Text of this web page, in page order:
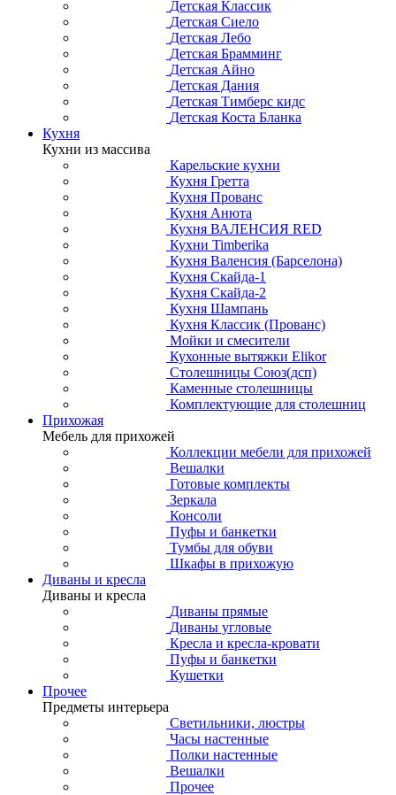
Детская Классик
Детская Сиело
Детская Лебо
Детская Брамминг
Детская Айно
Детская Дания
Детская Тимберс кидс
Детская Коста Бланка
Кухня
Кухни из массива
Карельские кухни
Кухня Гретта
Кухня Прованс
Кухня Анюта
Кухня ВАЛЕНСИЯ RED
Кухни Timberika
Кухня Валенсия (Барселона)
Кухня Скайда-1
Кухня Скайда-2
Кухня Шампань
Кухня Классик (Прованс)
Мойки и смесители
Кухонные вытяжки Elikor
Столешницы Союз(дсп)
Каменные столешницы
Комплектующие для столешниц
Прихожая
Мебель для прихожей
Коллекции мебели для прихожей
Вешалки
Готовые комплекты
Зеркала
Консоли
Пуфы и банкетки
Тумбы для обуви
Шкафы в прихожую
Диваны и кресла
Диваны и кресла
Диваны прямые
Диваны угловые
Кресла и кресла-кровати
Пуфы и банкетки
Кушетки
Прочее
Предметы интерьера
Светильники, люстры
Часы настенные
Полки настенные
Вешалки
Прочее